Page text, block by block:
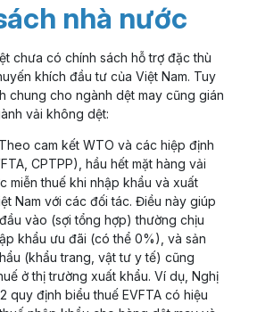
nhà nước
chưa có chính sách hỗ trợ đặc thù
khích đầu tư của Việt Nam. Tuy
chung cho ngành dệt may cũng gián
vải không dệt:
Theo cam kết WTO và các hiệp định
CPTPP), hầu hết mặt hàng vải
miễn thuế khi nhập khẩu và xuất
Nam với các đối tác. Điều này giúp
vào (sợi tổng hợp) thường chịu
khẩu ưu đãi (có thể 0%), và sản
(khẩu trang, vật tư y tế) cũng
ở thị trường xuất khẩu. Ví dụ, Nghị
quy định biểu thuế EVFTA có hiệu